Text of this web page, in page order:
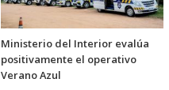
Ministerio del Interior evalúa
positivamente el operativo
Verano Azul